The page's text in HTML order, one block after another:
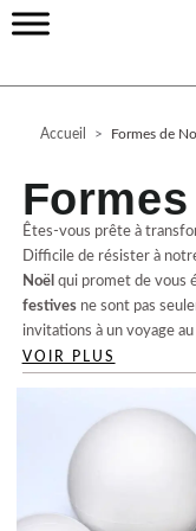
Aller
au
Accueil > Formes de
Formes
Êtes-vous prête à
Difficile de résister à
Noël qui promet de vous
festivesne sont pas
invitations à un voyage
et authentiques, elles
Plongez dans une
élégance et traditions. Nos
l’effet que cela produit
VOIR PLUS